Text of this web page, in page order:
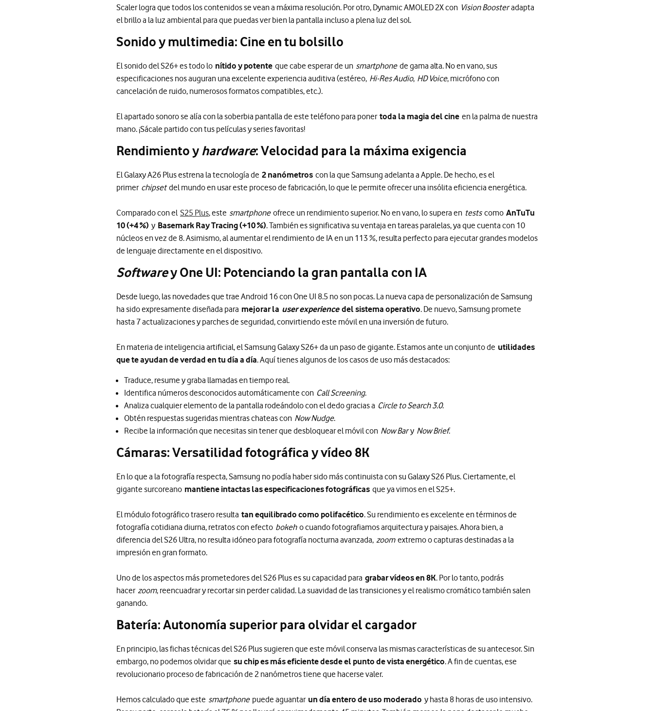
Scaler logra que todos los contenidos se vean a máxima resolución. Por otro, Dynamic AMOLED 2X con Vision Boosteradapta
el brillo a la luz ambiental para que puedas ver bien la pantalla incluso a plena luz del sol.
Sonido y multimedia: Cine en tu bolsillo
El sonido del S26+ es todo lo nítido y potente que cabe esperar de un smartphonede gama alta. No en vano, sus
especificaciones nos auguran una excelente experiencia auditiva (estéreo, Hi-Res Audio, HD Voice, micrófono con
cancelación de ruido, numerosos formatos compatibles, etc.).
El apartado sonoro se alía con la soberbia pantalla de este teléfono para poner toda la magia del cine en la palma de nuestra
mano. ¡Sácale partido con tus películas y series favoritas!
Rendimiento yhardware: Velocidad para la máxima exigencia
El Galaxy A26 Plus estrena la tecnología de 2 nanómetros con la que Samsung adelanta a Apple. De hecho, es el
primer chipsetdel mundo en usar este proceso de fabricación, lo que le permite ofrecer una insólita eficiencia energética.
Comparado con el S25 Plus, este smartphoneofrece un rendimiento superior. No en vano, lo supera en testscomo AnTuTu
10 (+4 %) y Basemark Ray Tracing (+10 %). También es significativa su ventaja en tareas paralelas, ya que cuenta con 10
núcleos en vez de 8. Asimismo, al aumentar el rendimiento de IA en un 113 %, resulta perfecto para ejecutar grandes modelos
de lenguaje directamente en el dispositivo.
Softwarey One UI: Potenciando la gran pantalla con IA
Desde luego, las novedades que trae Android 16 con One UI 8.5 no son pocas. La nueva capa de personalización de Samsung
ha sido expresamente diseñada para mejorar la user experience del sistema operativo. De nuevo, Samsung promete
hasta 7 actualizaciones y parches de seguridad, convirtiendo este móvil en una inversión de futuro.
En materia de inteligencia artificial, el Samsung Galaxy S26+ da un paso de gigante. Estamos ante un conjunto de utilidades
que te ayudan de verdad en tu día a día. Aquí tienes algunos de los casos de uso más destacados:
Traduce, resume y graba llamadas en tiempo real.
Identifica números desconocidos automáticamente con Call Screening.
Analiza cualquier elemento de la pantalla rodeándolo con el dedo gracias a Circle to Search 3.0.
Obtén respuestas sugeridas mientras chateas con Now Nudge.
Recibe la información que necesitas sin tener que desbloquear el móvil con Now Bary Now Brief.
Cámaras: Versatilidad fotográfica y vídeo 8K
En lo que a la fotografía respecta, Samsung no podía haber sido más continuista con su Galaxy S26 Plus. Ciertamente, el
gigante surcoreano mantiene intactas las especificaciones fotográficas que ya vimos en el S25+.
El módulo fotográfico trasero resulta tan equilibrado como polifacético. Su rendimiento es excelente en términos de
fotografía cotidiana diurna, retratos con efecto bokeho cuando fotografiamos arquitectura y paisajes. Ahora bien, a
diferencia del S26 Ultra, no resulta idóneo para fotografía nocturna avanzada, zoomextremo o capturas destinadas a la
impresión en gran formato.
Uno de los aspectos más prometedores del S26 Plus es su capacidad para grabar vídeos en 8K. Por lo tanto, podrás
hacer zoom, reencuadrar y recortar sin perder calidad. La suavidad de las transiciones y el realismo cromático también salen
ganando.
Batería: Autonomía superior para olvidar el cargador
En principio, las fichas técnicas del S26 Plus sugieren que este móvil conserva las mismas características de su antecesor. Sin
embargo, no podemos olvidar que su chip es más eficiente desde el punto de vista energético. A fin de cuentas, ese
revolucionario proceso de fabricación de 2 nanómetros tiene que hacerse valer.
Hemos calculado que este smartphonepuede aguantar un día entero de uso moderado y hasta 8 horas de uso intensivo.